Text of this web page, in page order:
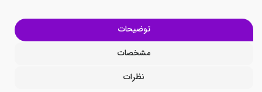
توضیحات
مشخصات
نظرات